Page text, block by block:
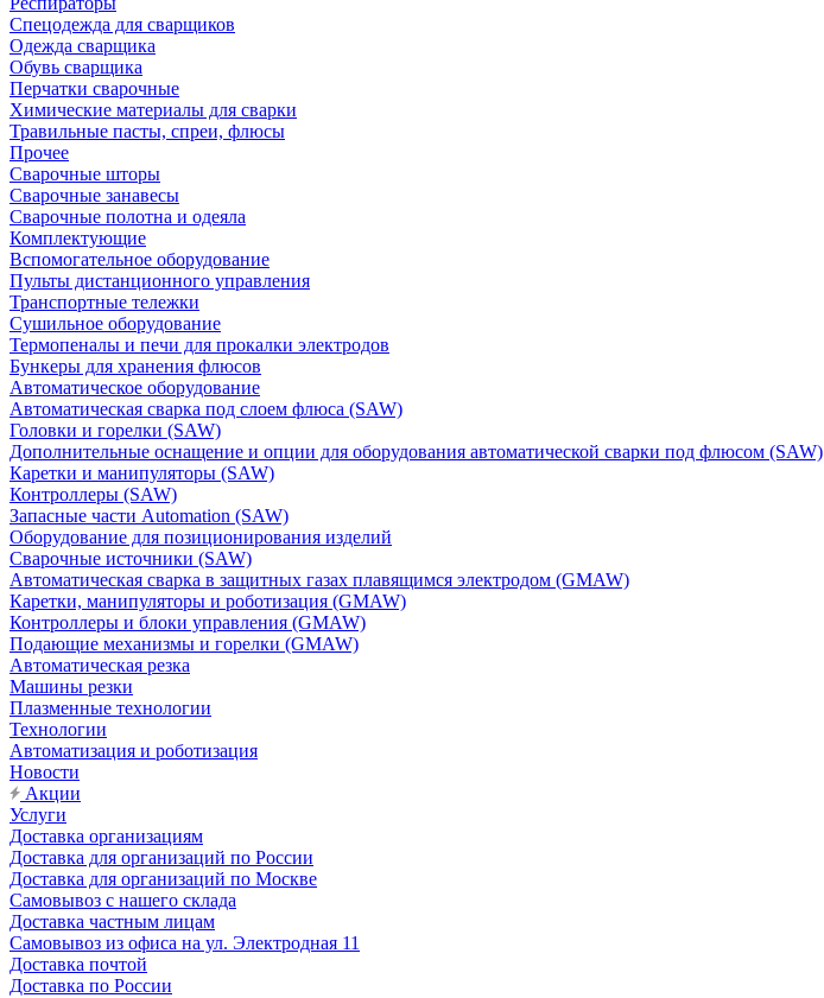
Спецодежда для сварщиков
Одежда сварщика
Обувь сварщика
Перчатки сварочные
Химические материалы для сварки
Травильные пасты, спреи, флюсы
Прочее
Сварочные шторы
Сварочные занавесы
Сварочные полотна и одеяла
Комплектующие
Вспомогательное оборудование
Пульты дистанционного управления
Транспортные тележки
Сушильное оборудование
Термопеналы и печи для прокалки электродов
Бункеры для хранения флюсов
Автоматическое оборудование
Автоматическая сварка под слоем флюса (SAW)
Головки и горелки (SAW)
Дополнительные оснащение и опции для оборудования автоматической сварки под флюсом (SAW)
Каретки и манипуляторы (SAW)
Контроллеры (SAW)
Запасные части Automation (SAW)
Оборудование для позиционирования изделий
Сварочные источники (SAW)
Автоматическая сварка в защитных газах плавящимся электродом (GMAW)
Каретки, манипуляторы и роботизация (GMAW)
Контроллеры и блоки управления (GMAW)
Подающие механизмы и горелки (GMAW)
Автоматическая резка
Машины резки
Плазменные технологии
Технологии
Автоматизация и роботизация
Новости
Акции
Услуги
Доставка организациям
Доставка для организаций по России
Доставка для организаций по Москве
Самовывоз с нашего склада
Доставка частным лицам
Самовывоз из офиса на ул. Электродная 11
Доставка почтой
Доставка по России